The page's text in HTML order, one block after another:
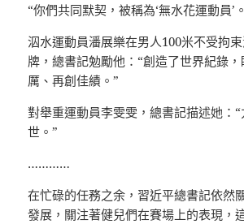
“你們共同默契，被稱為‘無水花運動員’
泅水運動員潘展樂在男人100米不受拘
牌，總書記勉勵他：“創造了世界紀錄
厲、再創佳績。”
對舉重運動員李雯雯，總書記描述她：
世。”
…………
在忙碌的任務之余，習近平總書記依然
發展，關注著健兒們在賽場上的表現，